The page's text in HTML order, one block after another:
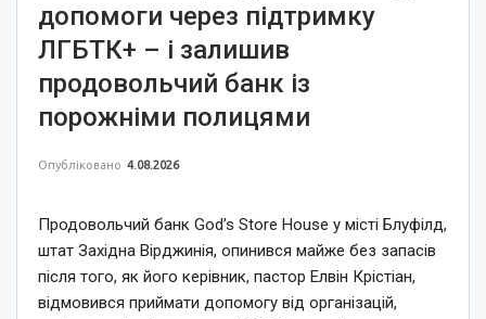
допомоги через підтримку
ЛГБТК+ – і залишив
продовольчий банк із
порожніми полицями
Опубліковано 4.08.2026
Продовольчий банк God’s Store House у місті Блуфілд,
штат Західна Вірджинія, опинився майже без запасів
після того, як його керівник, пастор Елвін Крістіан,
відмовився приймати допомогу від організацій,